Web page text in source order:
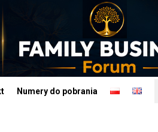
Numery do pobrania